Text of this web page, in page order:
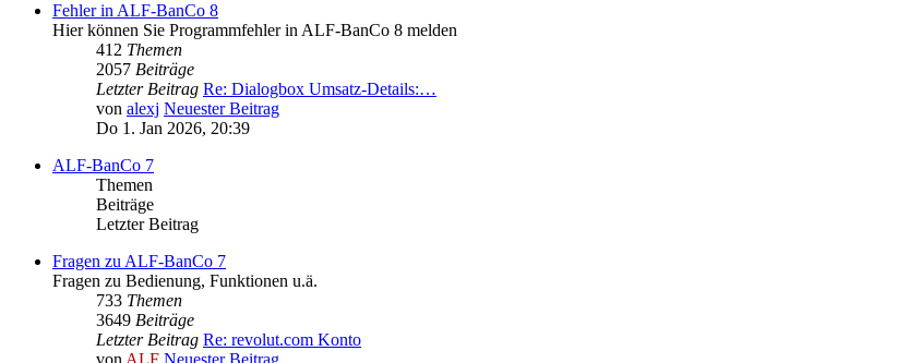
Fehler in ALF-BanCo 8
Hier können Sie Programmfehler in ALF-BanCo 8 melden
412 Themen
2057 Beiträge
Letzter Beitrag Re: Dialogbox Umsatz-Details:…
von alexj Neuester Beitrag
Do 1. Jan 2026, 20:39
ALF-BanCo 7
Themen
Beiträge
Letzter Beitrag
Fragen zu ALF-BanCo 7
Fragen zu Bedienung, Funktionen u.ä.
733 Themen
3649 Beiträge
Letzter Beitrag Re: revolut.com Konto